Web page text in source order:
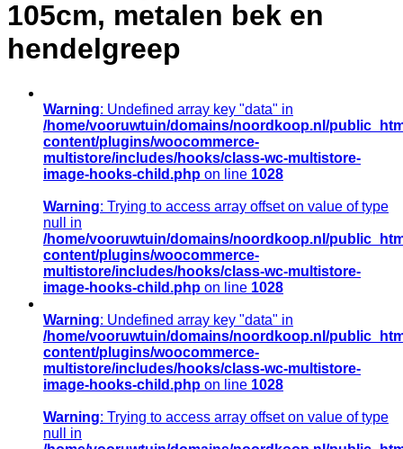
105cm, metalen bek en
hendelgreep
Warning: Undefined array key "data" in
/home/vooruwtuin/domains/noordkoop.nl/
content/plugins/woocommerce-
multistore/includes/hooks/class-wc-multistore-
image-hooks-child.php on line 1028
Warning: Trying to access array offset on value of type
null in
/home/vooruwtuin/domains/noordkoop.nl/
content/plugins/woocommerce-
multistore/includes/hooks/class-wc-multistore-
image-hooks-child.php on line 1028
Warning: Undefined array key "data" in
/home/vooruwtuin/domains/noordkoop.nl/
content/plugins/woocommerce-
multistore/includes/hooks/class-wc-multistore-
image-hooks-child.php on line 1028
Warning: Trying to access array offset on value of type
null in